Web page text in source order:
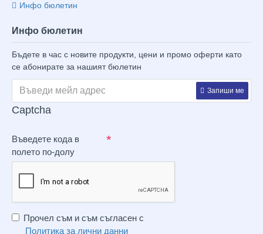
Инфо бюлетин
Инфо бюлетин
Бъдете в час с новите продукти, цени и промо оферти като
се абонирате за нашият бюлетин
Запиши ме
Captcha
Въведете кода в
полето по-долу
Прочел съм и съм съгласен с
Политика за лични данни